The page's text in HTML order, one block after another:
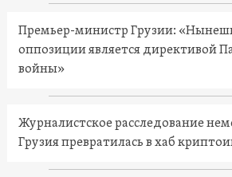
Премьер-министр Грузии:
оппозиции является директивой
войны»
Журналистское расследование
Грузия превратилась в хаб